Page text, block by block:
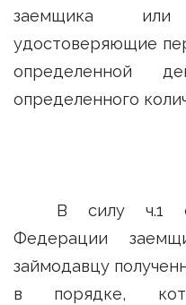
заемщика
удостоверяющие
определенной
определенного
В силу ч.1
Федерации
займодавцу
в порядке,